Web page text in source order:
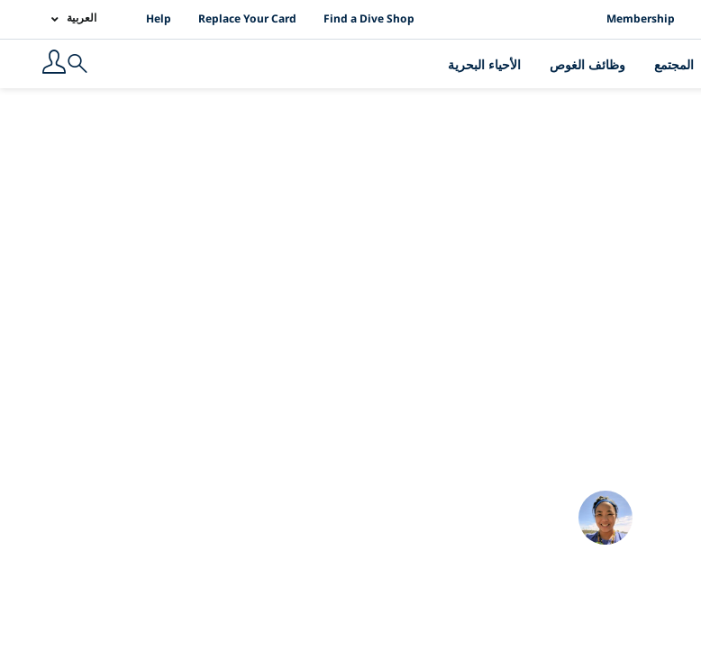
Membership
PADI Location Links Find a Dive Shop
Replace Your Card
Help العربية
المجتمع وظائف الغوص الأحياء البحرية Search